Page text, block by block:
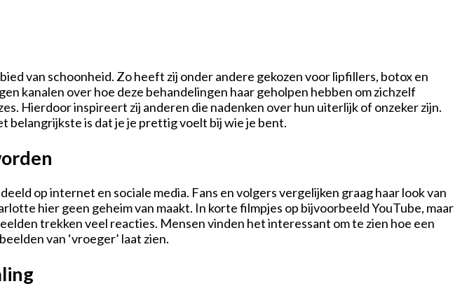
van schoonheid. Zo heeft zij onder andere gekozen voor lipfillers, botox en
kanalen over hoe deze behandelingen haar geholpen hebben om zichzelf
Hierdoor inspireert zij anderen die nadenken over hun uiterlijk of onzeker zijn.
belangrijkste is dat je je prettig voelt bij wie je bent.
op internet en sociale media. Fans en volgers vergelijken graag haar look van
hier geen geheim van maakt. In korte filmpjes op bijvoorbeeld YouTube, maar
trekken veel reacties. Mensen vinden het interessant om te zien hoe een
van ‘vroeger’ laat zien.